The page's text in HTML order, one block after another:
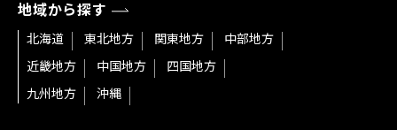
地域から探す
北海道 東北地方 関東地方
中部地方
近畿地方
中国地方
四国地方
九州地方
沖縄